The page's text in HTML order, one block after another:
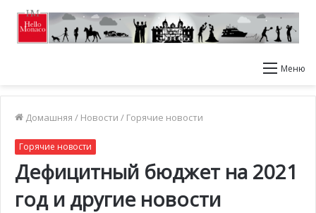
Меню
Домашняя / Новости / Горячие новости
Горячие новости
Дефицитный бюджет на 2021
год и другие новости